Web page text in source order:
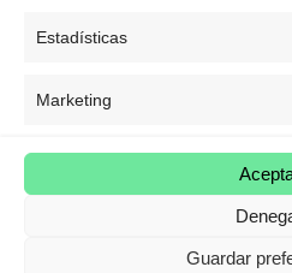
Estadísticas
Marketing
Guardar
GRADUADOS
GRADUADOS